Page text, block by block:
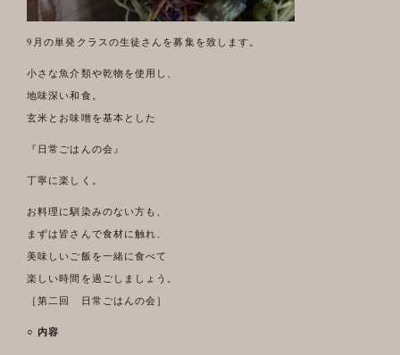
9月の単発クラスの生徒さんを募集を致します。
小さな魚介類や乾物を使用し、
地味深い和食。
玄米とお味噌を基本とした
『日常ごはんの会』
丁寧に楽しく。
お料理に馴染みのない方も、
まずは皆さんで食材に触れ、
美味しいご飯を一緒に食べて
楽しい時間を過ごしましょう。
［第二回 日常ごはんの会］
○ 内容